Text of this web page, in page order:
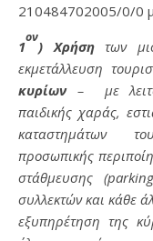
210484702005/0/0
1
ον
) Χρήση των
εκμετάλλευση
κυρίων– με
παιδικής χαράς,
καταστημάτων
προσωπικής
στάθμευσης
συλλεκτών και κάθε
εξυπηρέτηση της